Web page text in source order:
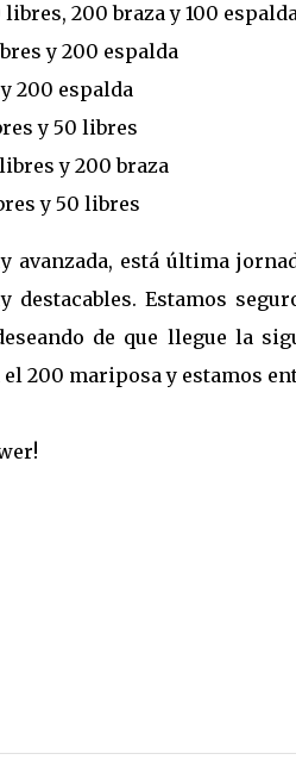
200 braza y 100
y 200 espalda
200 espalda
y 50 libres
y 200 braza
y 50 libres
avanzada, está última
destacables. Estamos
de que llegue la
200 mariposa y estamos